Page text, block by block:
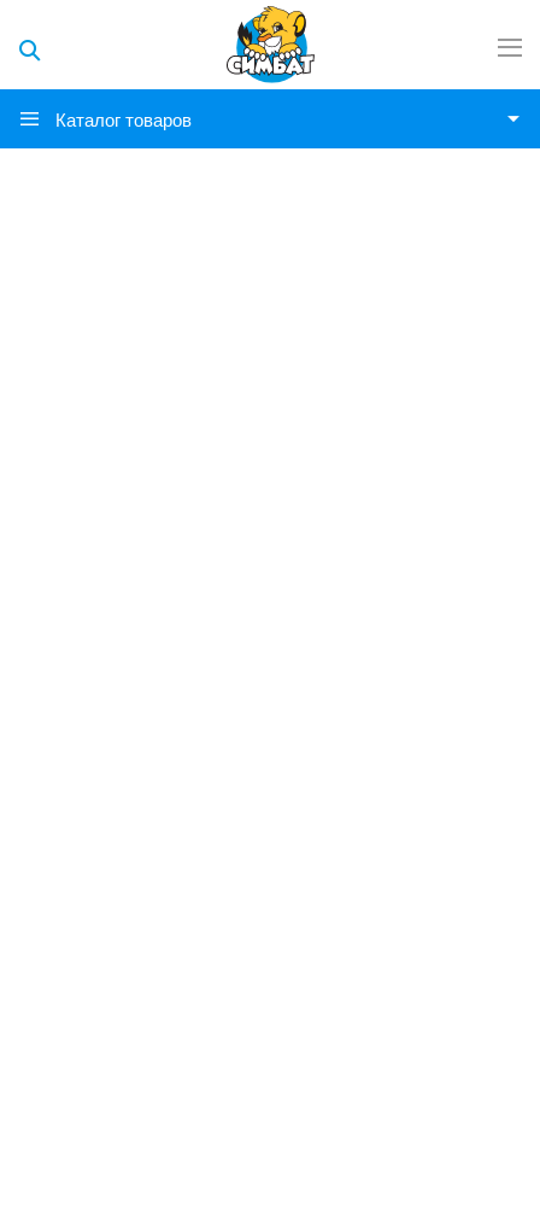
Каталог товаров